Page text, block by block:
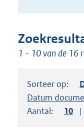
suggesties.
Druk
om
1 - 10 van de 16
Sorteer op:
Sorteer op:
Datum
Aantal:
Toon
10